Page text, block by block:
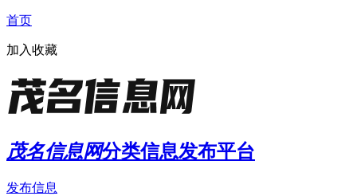
首页
加入收藏
茂名信息网分类信息发布平台
发布信息